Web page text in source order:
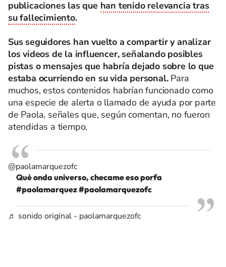
publicaciones las que han tenido relevancia tras
su fallecimiento.
Sus seguidores han vuelto a compartir y analizar
los videos de la influencer, señalando posibles
pistas o mensajes que habría dejado sobre lo que
estaba ocurriendo en su vida personal. Para
muchos, estos contenidos habrían funcionado como
una especie de alerta o llamado de ayuda por parte
de Paola, señales que, según comentan, no fueron
atendidas a tiempo.
@paolamarquezofc
Qué onda universo, checame eso porfa
#paolamarquez#paolamarquezofc
♬ sonido original - paolamarquezofc